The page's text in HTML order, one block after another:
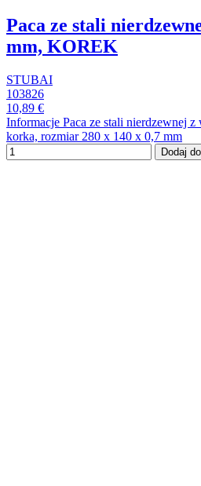
Paca ze stali
mm, KOREK
STUBAI
103826
10,89 €
Informacje Paca ze stali nierdzewnej z
korka, rozmiar 280 x 140 x 0,7 mm
Dodaj